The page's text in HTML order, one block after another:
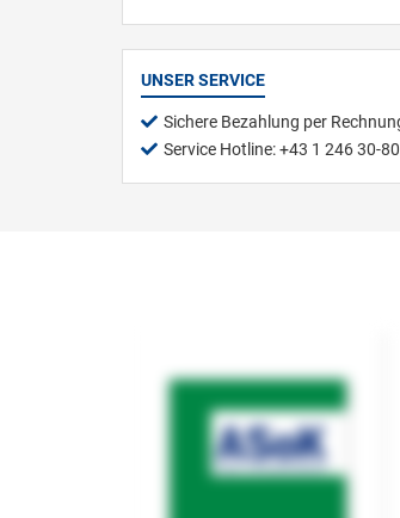
UNSER SERVICE
Sichere Bezahlung per
Service Hotline: +43 1 246 30-